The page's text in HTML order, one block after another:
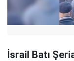
İsrail Batı